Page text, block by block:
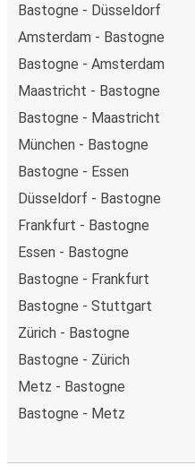
Bastogne - Düsseldorf
Amsterdam - Bastogne
Bastogne - Amsterdam
Maastricht - Bastogne
Bastogne - Maastricht
München - Bastogne
Bastogne - Essen
Düsseldorf - Bastogne
Frankfurt - Bastogne
Essen - Bastogne
Bastogne - Frankfurt
Bastogne - Stuttgart
Zürich - Bastogne
Bastogne - Zürich
Metz - Bastogne
Bastogne - Metz